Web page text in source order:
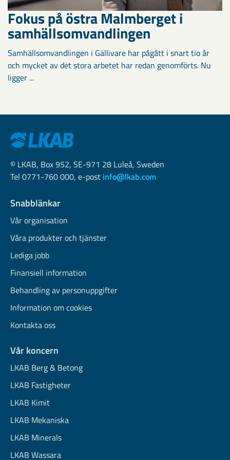
Fokus på östra Malmberget i
samhällsomvandlingen
Samhällsomvandlingen i Gällivare har pågått i snart tio år
och mycket av det stora arbetet har redan genomförts. Nu
ligger ...
© LKAB, Box 952, SE-971 28 Luleå, Sweden
Tel 0771-760 000, e-post info@lkab.com
Snabblänkar
Vår organisation
Våra produkter och tjänster
Lediga jobb
Finansiell information
Behandling av personuppgifter
Information om cookies
Kontakta oss
Vår koncern
LKAB Berg & Betong
LKAB Fastigheter
LKAB Kimit
LKAB Mekaniska
LKAB Minerals
LKAB Wassara